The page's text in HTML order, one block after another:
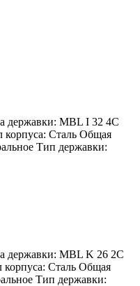
державки: MBL I 32 4C
корпуса: Сталь Общая
Тип державки:
державки: MBL K 26 2C
корпуса: Сталь Общая
Тип державки: